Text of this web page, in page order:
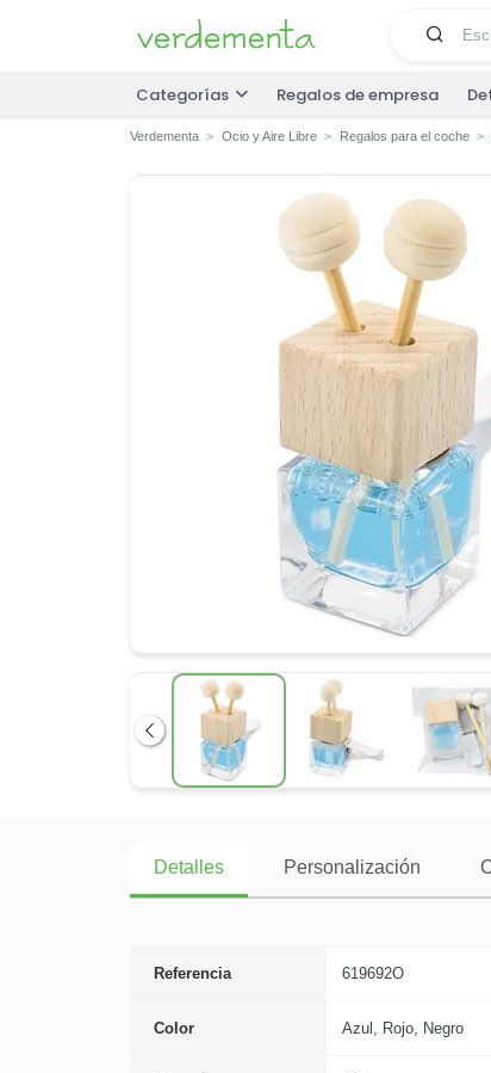
Categorías Regalos de empresa
Verdementa Ocio y Aire Libre Regalos para el coche
Anterior
Detalles Personalización
Referencia 619692O
Color Azul, Rojo, Negro